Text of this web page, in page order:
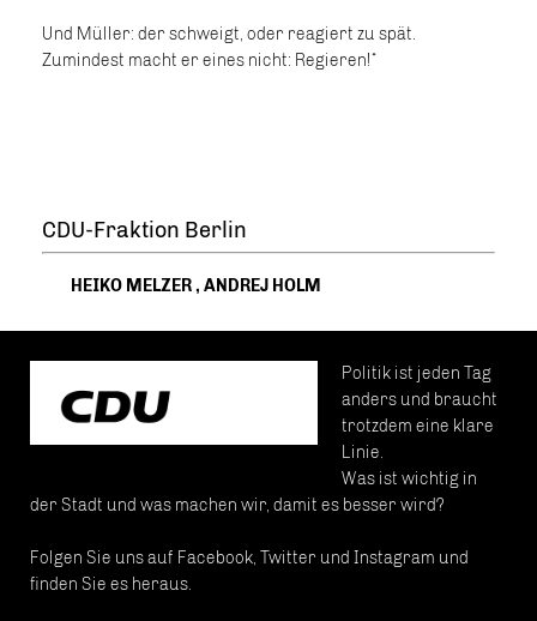
Und Müller: der schweigt, oder reagiert zu spät.
Zumindest macht er eines nicht: Regieren!“
CDU-Fraktion Berlin
HEIKO MELZER, ANDREJ HOLM
Politik ist jeden Tag
anders und braucht
trotzdem eine klare
Linie.
Was ist wichtig in
der Stadt und was machen wir, damit es besser wird?
Folgen Sie uns auf Facebook, Twitter und Instagram und
finden Sie es heraus.